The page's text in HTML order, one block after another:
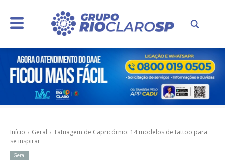
Início Geral
Tatuagem de Capricórnio: 14 modelos de tattoo para
se inspirar
Geral